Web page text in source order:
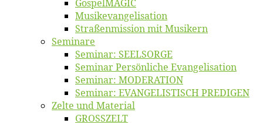
Gos­pel­MA­GIC
Musikevan­ge­li­sa­tion
Straßenmis­sion mit Musikern
Se­mi­na­re
Se­mi­nar: SEELSORGE
Se­mi­nar Per­sön­li­che Evangelisation
Se­mi­nar: MODERATION
Se­mi­nar: EVANGELISTISCH PREDIGEN
Zel­te und Material
GROSSZELT